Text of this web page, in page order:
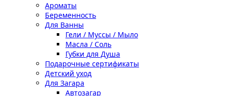
Ароматы
Беременность
Для Ванны
Гели / Муссы / Мыло
Масла / Соль
Губки для Душа
Подарочные сертификаты
Детский уход
Для Загара
Автозагар